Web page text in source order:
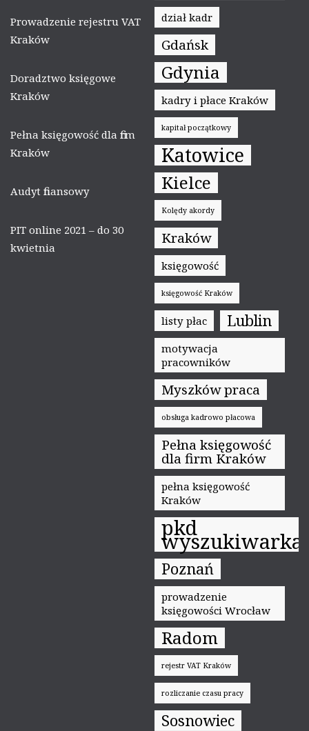
Prowadzenie rejestru VAT
Kraków
Doradztwo księgowe
Kraków
Pełna księgowość dla firm
Kraków
Audyt finansowy
PIT online 2021 – do 30
kwietnia
dział kadr
Gdańsk
Gdynia
kadry i płace Kraków
kapitał początkowy
Katowice
Kielce
Kolędy akordy
Kraków
księgowość
księgowość Kraków
listy płac Lublin
motywacja
pracowników
Myszków praca
obsługa kadrowo płacowa
Pełna księgowość
dla firm Kraków
pełna księgowość
Kraków
pkd
wyszukiwarka
Poznań
prowadzenie
księgowości Wrocław
Radom
rejestr VAT Kraków
rozliczanie czasu pracy
Sosnowiec